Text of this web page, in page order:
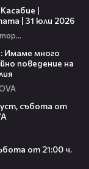
|
| 31 юли 2026
Черешката на тортата
Имаме много
поведение на
събота от
от 21:00 ч.